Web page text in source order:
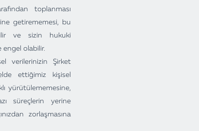
toplanması
getirememesi, bu
ve sizin hukuki
engel olabilir.
verilerinizin Şirket
ettiğimiz kişisel
yürütülememesine,
süreçlerin yerine
zorlaşmasına